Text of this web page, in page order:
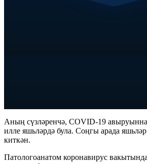
Аның сүзләренчә, COVID-19
илле яшьләрдә була. Соңгы арада
киткән.
Патологоанатом коронавирус